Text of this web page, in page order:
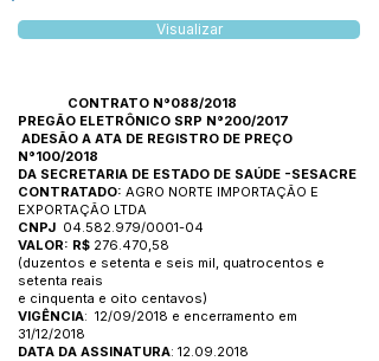
Visualizar
CONTRATO N°088/2018
PREGÃO ELETRÔNICO SRP N°200/2017
ADESÃO A ATA DE REGISTRO DE PREÇO
N°100/2018
DA SECRETARIA DE ESTADO DE SAÚDE -SESACRE
CONTRATADO: AGRO NORTE IMPORTAÇÃO E
EXPORTAÇÃO LTDA
CNPJ 04.582.979/0001-04
VALOR: R$ 276.470,58
(duzentos e setenta e seis mil, quatrocentos e
setenta reais
e cinquenta e oito centavos)
VIGÊNCIA: 12/09/2018 e encerramento em
31/12/2018
DATA DA ASSINATURA: 12.09.2018